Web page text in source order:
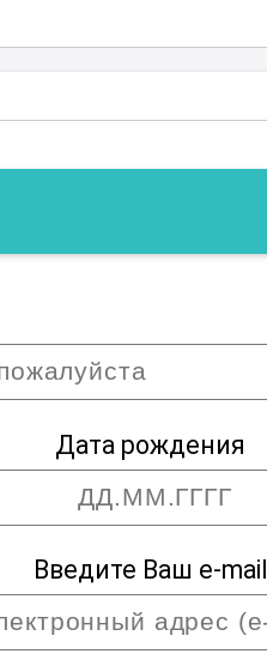
Дата рождения
Введите Ваш e-mail